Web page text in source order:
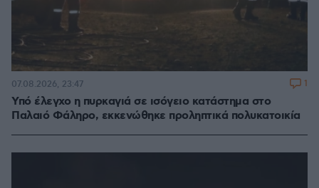
Υπό έλεγχο η πυρκαγιά σε ισόγειο κατάστημα στο
Παλαιό Φάληρο, εκκενώθηκε προληπτικά πολυκατοικία
07.08.2026, 23:47 1